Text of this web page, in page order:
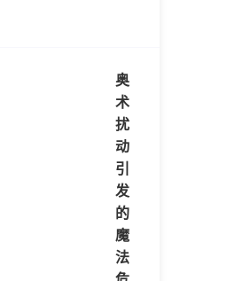
奥
术
扰
动
引
发
的
魔
法